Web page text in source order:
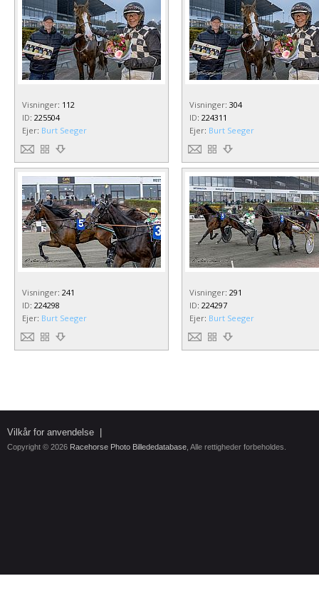
Visninger: 112
ID: 225504
Ejer: Burt Seeger
Visninger: 304
ID: 224311
Ejer: Burt Seeger
Visninger: 241
ID: 224298
Ejer: Burt Seeger
Visninger: 291
ID: 224297
Ejer: Burt Seeger
Vilkår for anvendelse
Copyright © 2026 Racehorse Photo Billededatabase , Alle rettigheder forbeholdes.